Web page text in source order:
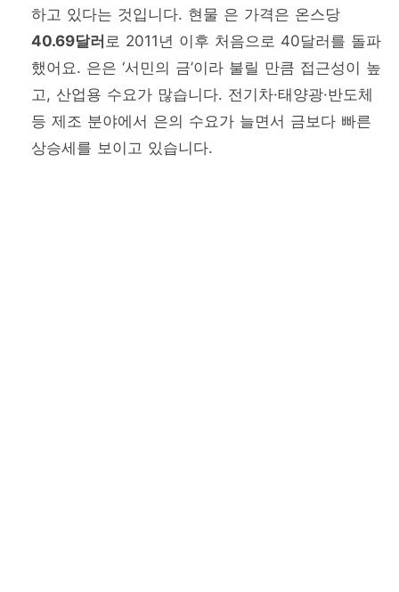
하고 있다는 것입니다. 현물 은 가격은 온스당
40.69달러 로 2011년 이후 처음으로 40달러를 돌파
했어요. 은은 ‘서민의 금’이라 불릴 만큼 접근성이 높
고, 산업용 수요가 많습니다. 전기차·태양광·반도체
등 제조 분야에서 은의 수요가 늘면서 금보다 빠른
상승세를 보이고 있습니다.